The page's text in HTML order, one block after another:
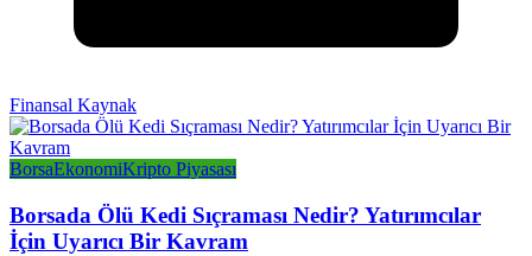
Finansal Kaynak
BorsaEkonomiKripto Piyasası
Borsada Ölü Kedi Sıçraması Nedir? Yatırımcılar
İçin Uyarıcı Bir Kavram